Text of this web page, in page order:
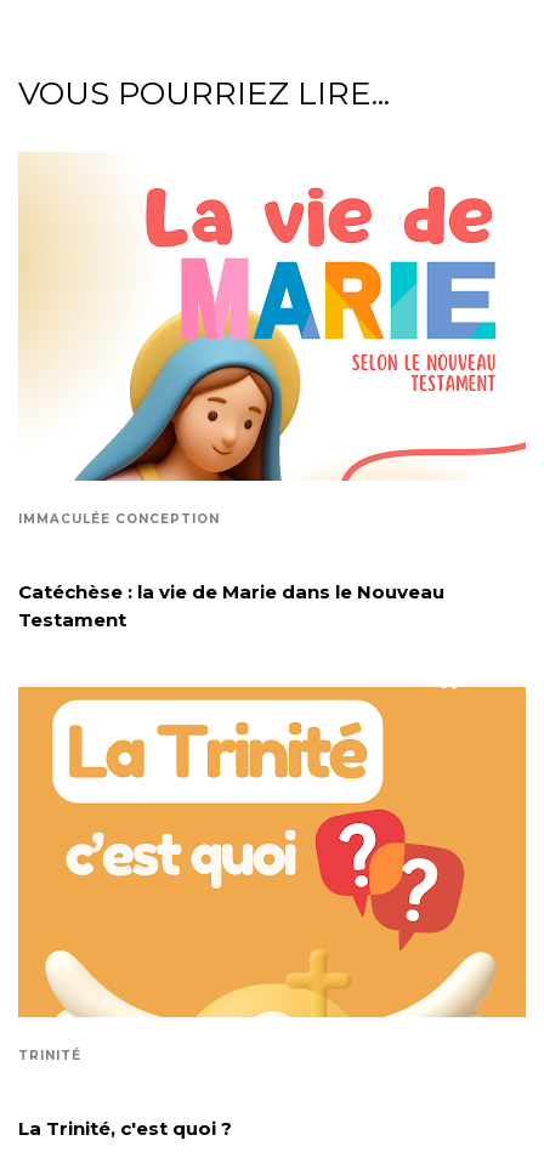
VOUS POURRIEZ LIRE...
IMMACULÉE CONCEPTION
Catéchèse : la vie de Marie dans le Nouveau
Testament
TRINITÉ
La Trinité, c'est quoi ?